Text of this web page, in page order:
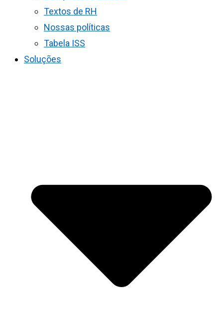
Textos de RH
Nossas políticas
Tabela ISS
Soluções